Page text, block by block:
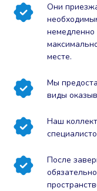
Они
немедленно
месте.
Мы
виды
Наш
После